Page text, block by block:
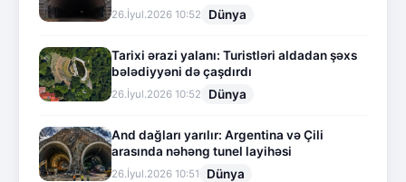
26.İyul.2026 10:52 Dünya
Tarixi ərazi yalanı: Turistləri aldadan şəxs
bələdiyyəni də çaşdırdı
26.İyul.2026 10:52 Dünya
And dağları yarılır: Argentina və Çili
arasında nəhəng tunel layihəsi
26.İyul.2026 10:51 Dünya